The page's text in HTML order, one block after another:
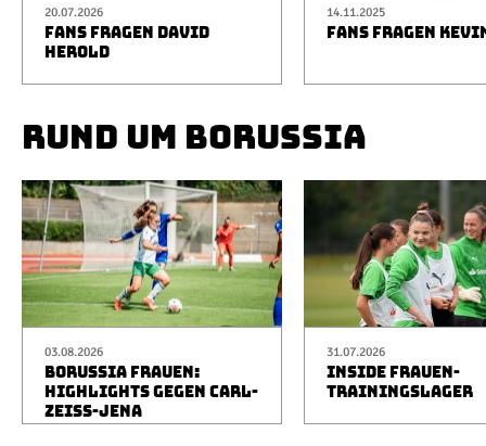
20.07.2026
FANS FRAGEN DAVID
HEROLD
14.11.2025
FANS FRAGEN
RUND UM BORUSSIA
03.08.2026
BORUSSIA FRAUEN:
HIGHLIGHTS GEGEN CARL-
ZEISS-JENA
31.07.2026
INSIDE FRAUEN-
TRAININGSLAGER